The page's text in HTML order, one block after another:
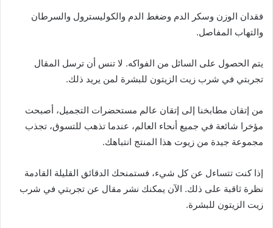
فقدان الوزن وسكر الدم وضغط الدم والكوليسترول والسرطان
والتهاب المفاصل.
يتم الحصول على السائل من الفواكه. لا تنس أن ترسل المقال
تجربتي في شرب زيت الزيتون للبشرة لمن يريد ذلك.
من إتقان مطابخنا إلى إتقان عالم مستحضرات التجميل، أصبحت
مؤخرا شائعة في جميع أنحاء العالم، عندما تذهب للتسوق، تجذب
مجموعة جيدة من زيوت هذا المنتج انتباهك.
إذا كنت تتساءل عن كل شيء، فستمنحك الدقائق القليلة القادمة
نظرة ثاقبة على ذلك. الآن يمكنك نشر مقال عن تجربتي في شرب
زيت الزيتون للبشرة.